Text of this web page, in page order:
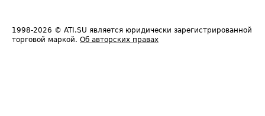
1998-2026 © ATI.SU является юридически зарегистрированной
торговой маркой. Об авторских правах